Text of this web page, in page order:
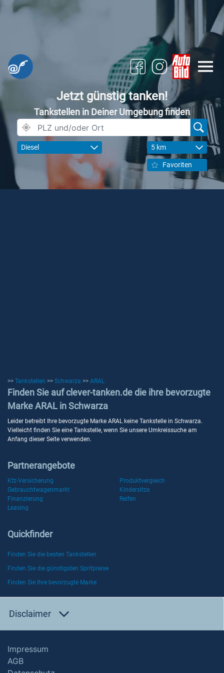
Jetzt günstig tanken!
Tankstellen in Deiner Umgebung finden
Diesel 5 km
Favoriten
>> Tankstellen >> Schwarza >> ARAL
Finden Sie auf clever-tanken.de die ihre bevorzugte
Marke ARAL in Schwarza
Leider betreibt Ihre bevorzugte Marke ARAL keine Tankstelle in Schwarza.
Vielleicht finden Sie eine Tankstelle, wenn Sie unsere Umkreissuche am
Anfang dieser Seite verwenden.
Partnerangebote
Kfz-Versicherung
Produktvergleich
Gebrauchtwagenmarkt
Kindersitze
Finanzierung
Reifen
Leasing
Quickfinder
Finden Sie die besten Tankstellen
Finden Sie die günstigsten Spritpreise
Finden Sie Ihre bevorzugte Marke
Disclaimer
Impressum
AGB